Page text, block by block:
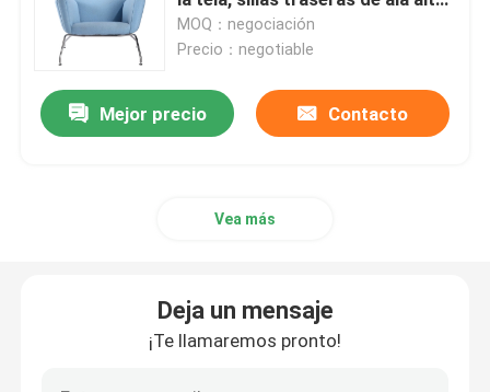
Reproducción que cena sillas
Sillón de cuero
Tabla y sillas del taburete de bar
de los muebles de la
reproducción
MOQ：negociación
Precio：negotiable
Mejor precio Contacto
Vea más
Deja un mensaje
¡Te llamaremos pronto!